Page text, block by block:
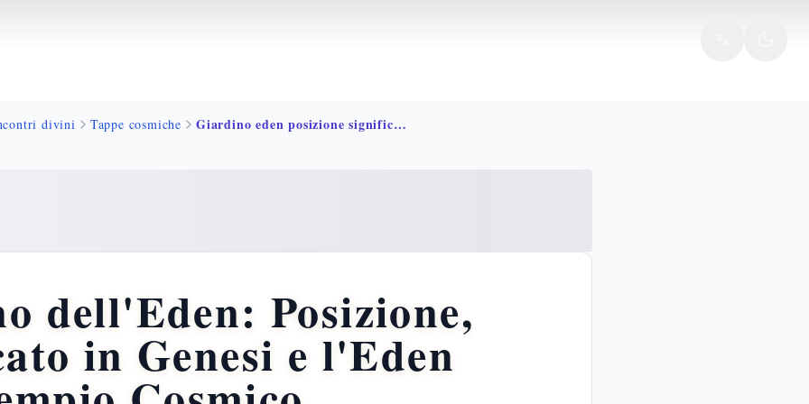
divini Tappe cosmiche Giardino eden posizione significato genesi paradiso
dell'Eden: Posizione,
in Genesi e l'Eden